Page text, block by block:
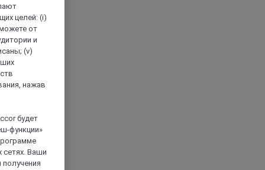
целей: (i)
от
и
(v)
нажав
будет
функции»
сетях. Ваши